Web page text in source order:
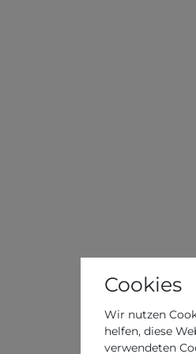
Cookies
Wir nutzen
helfen, diese
verwendeten